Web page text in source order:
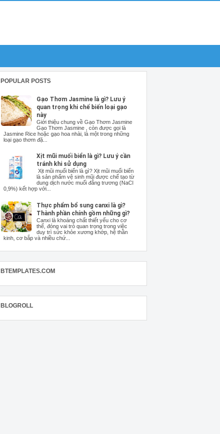
POPULAR POSTS
Gạo Thơm Jasmine là gì? Lưu ý
quan trọng khi chế biến loại gạo
này
Giới thiệu chung về Gạo Thơm Jasmine
Gạo Thơm Jasmine , còn được gọi là
Jasmine Rice hoặc gạo hoa nhài, là một trong những
loại gạo thơm đặ...
Xịt mũi muối biển là gì? Lưu ý cần
tránh khi sử dụng
Xịt mũi muối biển là gì? Xịt mũi muối biển
là sản phẩm vệ sinh mũi được chế tạo từ
dung dịch nước muối đẳng trương (NaCl
0,9%) kết hợp với...
Thực phẩm bổ sung canxi là gì?
Thành phần chính gồm những gì?
Canxi là khoáng chất thiết yếu cho cơ
thể, đóng vai trò quan trọng trong việc
duy trì sức khỏe xương khớp, hệ thần
kinh, cơ bắp và nhiều chứ...
BTEMPLATES.COM
BLOGROLL